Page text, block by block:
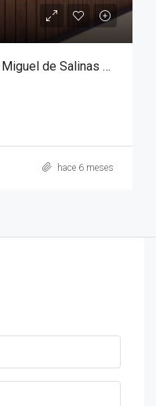
🌴 Luxury Apartments in San Miguel de Salinas – From €125,000
hace 6 meses